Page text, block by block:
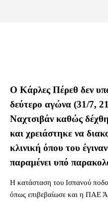
Ο Κάρλες Πέρεθ δεν
δεύτερο αγώνα (31/7,
Ναχτσιβάν καθώς
και χρειάστηκε να
κλινική όπου του
παραμένει υπό
Η κατάσταση του Ισπανού
όπως επιβεβαίωσε και η ΠΑΕ